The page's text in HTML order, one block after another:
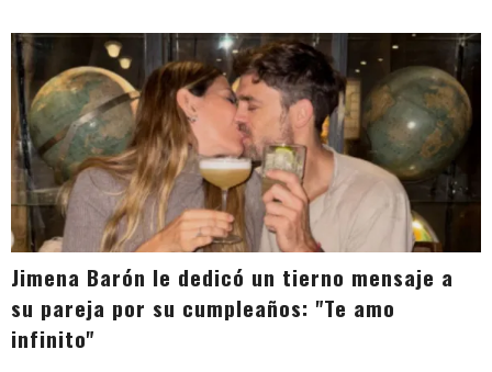
Jimena Barón le dedicó un tierno mensaje a
su pareja por su cumpleaños: "Te amo
infinito"